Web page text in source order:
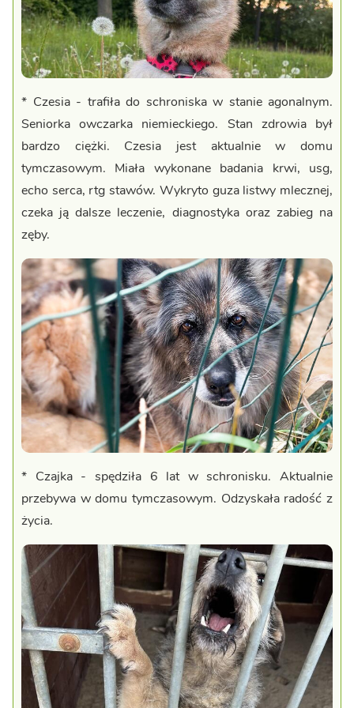
* Czesia - trafiła do schroniska w stanie agonalnym.
Seniorka owczarka niemieckiego. Stan zdrowia był
bardzo ciężki. Czesia jest aktualnie w domu
tymczasowym. Miała wykonane badania krwi, usg,
echo serca, rtg stawów. Wykryto guza listwy mlecznej,
czeka ją dalsze leczenie, diagnostyka oraz zabieg na
zęby.
* Czajka - spędziła 6 lat w schronisku. Aktualnie
przebywa w domu tymczasowym. Odzyskała radość z
życia.